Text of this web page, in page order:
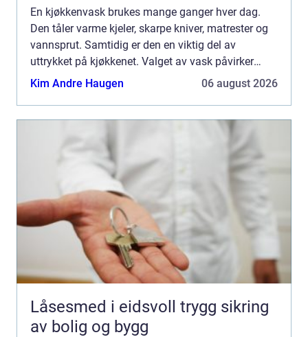
En kjøkkenvask brukes mange ganger hver dag.
Den tåler varme kjeler, skarpe kniver, matrester og
vannsprut. Samtidig er den en viktig del av
uttrykket på kjøkkenet. Valget av vask påvirker
både hvor praktisk kjøkkenet blir, og hvordan
Kim Andre Haugen 06 august 2026
Låsesmed i eidsvoll trygg sikring
av bolig og bygg